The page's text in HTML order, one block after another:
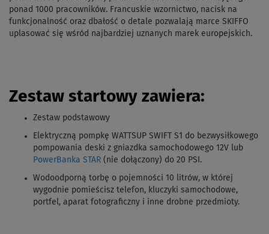
ponad 1000 pracowników. Francuskie wzornictwo, nacisk na
funkcjonalność oraz dbałość o detale pozwalają marce SKIFFO
uplasować się wśród najbardziej uznanych marek europejskich.
Zestaw startowy zawiera:
Zestaw podstawowy
Elektryczną pompkę WATTSUP SWIFT S1 do bezwysiłkowego
pompowania deski z gniazdka samochodowego 12V lub
PowerBanka STAR (nie dołączony) do 20 PSI.
Wodoodporną torbę o pojemności 10 litrów, w której
wygodnie pomieścisz telefon, kluczyki samochodowe,
portfel, aparat fotograficzny i inne drobne przedmioty.